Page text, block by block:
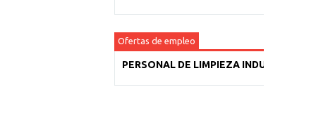
Ofertas de empleo
PERSONAL DE LIMPIEZA INDUSTRIAL